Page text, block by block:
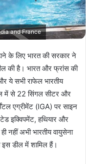
and France
के लिए भारत की सरकार ने
की है। भारत और फ्रांस की
ये सभी राफेल भारतीय
में से 22 सिंगल सीटर और
एग्रीमेंट (IGA) पर साइन
इक्विपमेंट, हथियार और
नहीं अभी भारतीय वायुसेना
डील में शामिल हैं।